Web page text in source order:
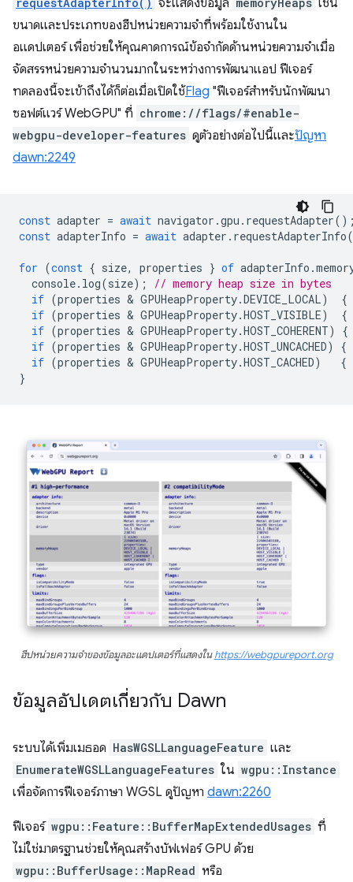
ขนาดและประเภทของฮีปหน่วยความจำที่พร้อมใช้งานใน
อแดปเตอร์ เพื่อช่วยให้คุณคาดการณ์ข้อจำกัดด้านหน่วยความจำเมื่อ
จัดสรรหน่วยความจำนวนมากในระหว่างการพัฒนาแอป ฟีเจอร์
ทดลองนี้จะเข้าถึงได้ก็ต่อเมื่อเปิดใช้Flag "ฟีเจอร์สำหรับนักพัฒนา
ซอฟต์แวร์ WebGPU" ที่ chrome://flags/#enable-
webgpu-developer-features ดูตัวอย่างต่อไปนี้และปัญหา
dawn:2249
const adapter = await navigator .gpu . requestAdapter
const adapterInfo = await adapter . requestAdapterInfo
for (const { size, properties } of adapterInfo .
console. log(size);
// memory heap size in bytes
if (properties & GPUHeapProperty.DEVICE_LOCAL)
{
if (properties & GPUHeapProperty.HOST_VISIBLE)
{
if (properties & GPUHeapProperty.HOST_COHERENT)
{
if (properties & GPUHeapProperty.HOST_UNCACHED)
{
if (properties & GPUHeapProperty.HOST_CACHED)
{
}
ฮีปหน่วยความจำของข้อมูลอะแดปเตอร์ที่แสดงในhttps://webgpureport.org
ข้อมูลอัปเดตเกี่ยวกับ Dawn
ระบบได้เพิ่มเมธอด HasWGSLLanguageFeature และ
EnumerateWGSLLanguageFeatures ใน wgpu::Instance
เพื่อจัดการฟีเจอร์ภาษา WGSL ดูปัญหา dawn:2260
ฟีเจอร์ wgpu::Feature::BufferMapExtendedUsages ที่
ไม่ใช่มาตรฐานช่วยให้คุณสร้างบัฟเฟอร์ GPU ด้วย
wgpu::BufferUsage::MapRead หรือ